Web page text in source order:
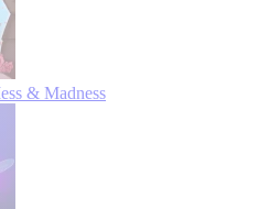
& Madness